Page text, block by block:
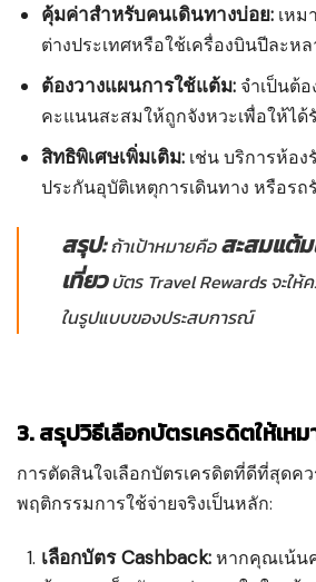
คุ้มค่าสำหรับคนเดินทางบ่อย: เหม
ต่างประเทศหรือใช้เครื่องบินปีละหล
ต้องวางแผนการใช้แต้ม: จำเป็นต้
คะแนนสะสมให้ถูกจังหวะเพื่อให้ไ
สิทธิพิเศษเพิ่มเติม: เช่น บริการห้อ
ประกันอุบัติเหตุการเดินทาง หรือร
สรุป:ถ้าเป้าหมายคือสะสมแต้
เที่ยวบัตร Travel Rewards จะให้
ในรูปแบบของประสบการณ์
3. สรุปวิธีเลือกบัตรเครดิตให้เห
การตัดสินใจเลือกบัตรเครดิตที่ดีที่สุดค
พฤติกรรมการใช้จ่ายจริงเป็นหลัก:
เลือกบัตร Cashback:หากคุณเน้น